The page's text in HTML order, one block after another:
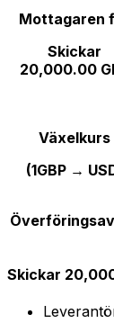
Mottagaren
Skickar
20,000.00
Växelkurs
(1GBP →
Skickar